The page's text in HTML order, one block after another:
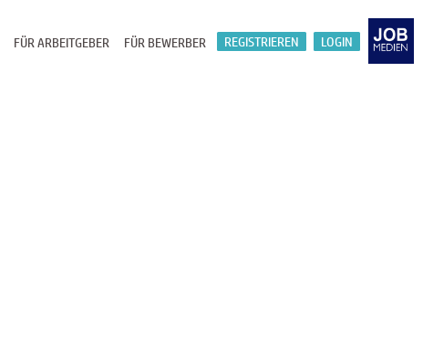
LOGIN
REGISTRIEREN
FÜR BEWERBER
FÜR ARBEITGEBER